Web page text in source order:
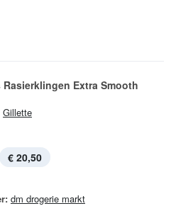
Rasierklingen Extra Smooth
Gillette
€ 20,50
dm drogerie markt